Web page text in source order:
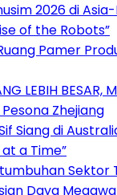
2026 di
of the Robots”
Pamer
LEBIH BESAR,
Zhejiang
Siang di
a Time”
Daya